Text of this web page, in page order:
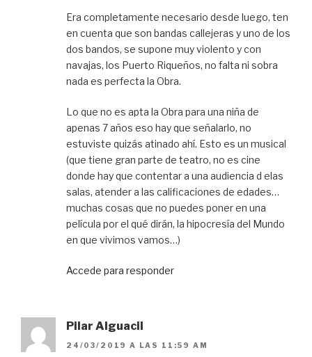
Era completamente necesario desde luego, ten
en cuenta que son bandas callejeras y uno de los
dos bandos, se supone muy violento y con
navajas, los Puerto Riqueños, no falta ni sobra
nada es perfecta la Obra.
Lo que no es apta la Obra para una niña de
apenas 7 años eso hay que señalarlo, no
estuviste quizás atinado ahí. Esto es un musical
(que tiene gran parte de teatro, no es cine
donde hay que contentar a una audiencia d elas
salas, atender a las calificaciones de edades…
muchas cosas que no puedes poner en una
película por el qué dirán, la hipocresía del Mundo
en que vivimos vamos…)
Accede para responder
Pilar Alguacil
24/03/2019 A LAS 11:59 AM